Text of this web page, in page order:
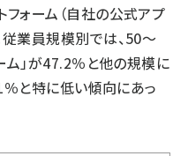
フォーム（自社の公式アプ
従業員規模別では、50～
ム」が47.2％と他の規模に
％と特に低い傾向にあっ